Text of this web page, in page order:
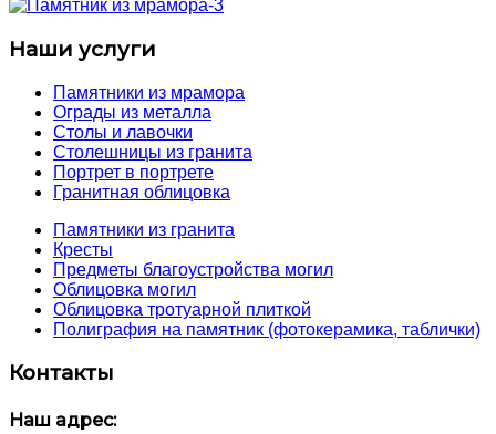
Наши услуги
Памятники из мрамора
Ограды из металла
Столы и лавочки
Столешницы из гранита
Портрет в портрете
Гранитная облицовка
Памятники из гранита
Кресты
Предметы благоустройства могил
Облицовка могил
Облицовка тротуарной плиткой
Полиграфия на памятник (фотокерамика, таблички)
Контакты
Наш адрес: